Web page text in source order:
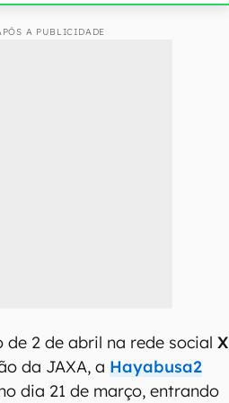
A PUBLICIDADE
de 2 de abril na rede socialX
da JAXA, a Hayabusa2
dia 21 de março, entrando